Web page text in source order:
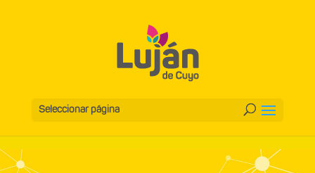
Seleccionar página